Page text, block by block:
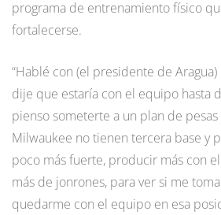
programa de entrenamiento físico
fortalecerse.
“Hablé con (el presidente de Aragua)
dije que estaría con el equipo hasta
pienso someterte a un plan de
Milwaukee no tienen tercera base y
poco más fuerte, producir más con
más de jonrones, para ver si me
quedarme con el equipo en esa